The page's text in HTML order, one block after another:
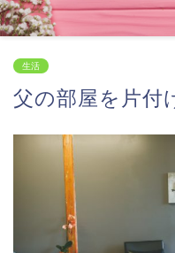
生活
父の部屋を片付